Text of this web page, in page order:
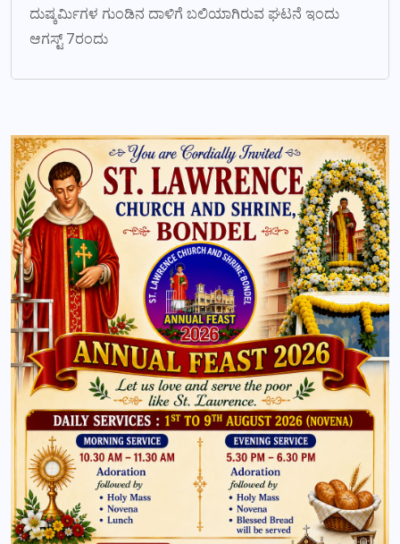
ದುಷ್ಕರ್ಮಿಗಳ ಗುಂಡಿನ ದಾಳಿಗೆ ಬಲಿಯಾಗಿರುವ ಘಟನೆ ಇಂದು
ಆಗಸ್ಟ್ 7ರಂದು